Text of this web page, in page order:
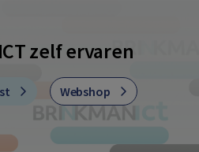
zelf ervaren
Webshop